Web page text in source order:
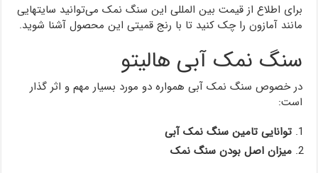
برای اطلاع از قیمت بین المللی این سنگ نمک می‌توانید سایتهایی
مانند آمازون را چک کنید تا با رنج قمیتی این محصول آشنا شوید.
سنگ نمک آبی هالیتو
در خصوص سنگ نمک آبی همواره دو مورد بسیار مهم و اثر گذار
است:
توانایی تامین سنگ نمک آبی
میزان اصل بودن سنگ نمک